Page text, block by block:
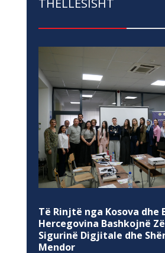
THELLESISHT
Të Rinjtë nga Kosova dhe
Hercegovina Bashkojnë
Sigurinë Digjitale dhe
Mendor